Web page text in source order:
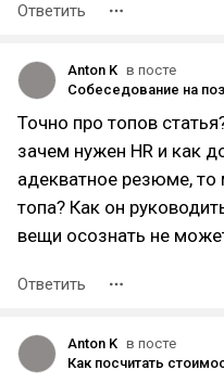
Ответить
Anton K в посте
Точно про топов
зачем нужен HR и как
адекватное резюме, то
топа? Как он
вещи осознать не
Ответить
Anton K в посте